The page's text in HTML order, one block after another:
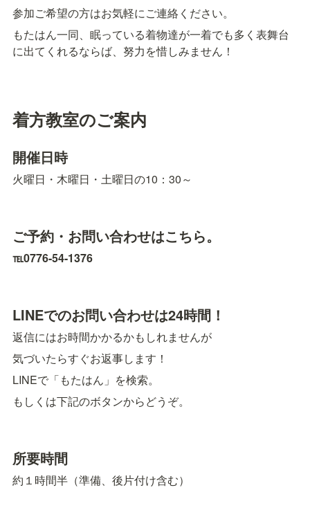
参加ご希望の方はお気軽にご連絡ください。
もたはん一同、眠っている着物達が一着でも多く表舞台
に出てくれるならば、努力を惜しみません！
着方教室のご案内
開催日時
火曜日・木曜日・土曜日の10：30～
ご予約・お問い合わせはこちら。
℡0776-54-1376
LINEでのお問い合わせは24時間！
返信にはお時間かかるかもしれませんが
気づいたらすぐお返事します！
LINEで「もたはん」を検索。
もしくは下記のボタンからどうぞ。
所要時間
約１時間半（準備、後片付け含む）